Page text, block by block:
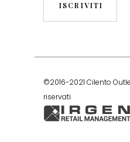
ISCRIVITI
©2016-2021 Cilento
riservati